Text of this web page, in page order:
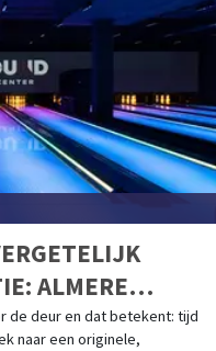
ALMERE
de deur en dat betekent: tijd
naar een originele,